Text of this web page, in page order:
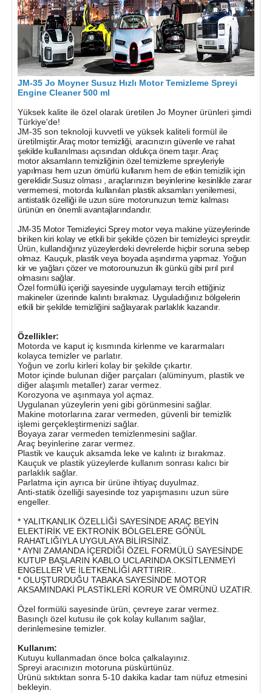
JM-35 Jo Moyner Susuz Hızlı Motor Temizleme Spreyi
Engine Cleaner 500 ml
Yüksek kalite ile özel olarak üretilen Jo Moyner ürünleri şimdi
Türkiye'de!
JM-35 son teknoloji kuvvetli ve yüksek kaliteli formül ile
üretilmiştir.Araç motor temizliği, aracınızın güvenle ve rahat
şekilde kullanılması açısından oldukça önem taşır. Araç
motor aksamların temizliğinin özel temizleme spreyleriyle
yapılması hem uzun ömürlü kullanım hem de etkin temizlik için
gereklidir.Susuz olması , araçlarınızın beyinlerine kesinlikle zarar
vermemesi, motorda kullanılan plastik aksamları yenilemesi,
antistatik özelliği ile uzun süre motorunuzun temiz kalması
ürünün en önemli avantajlarındandır.
JM-35 Motor Temizleyici Sprey motor veya makine yüzeylerinde
biriken kiri kolay ve etkili bir şekilde çözen bir temizleyici spreydir.
Ürün, kullandığınız yüzeylerdeki devrelerde hiçbir soruna sebep
olmaz. Kauçuk, plastik veya boyada aşındırma yapmaz. Yoğun
kir ve yağları çözer ve motorounuzun ilk günkü gibi pırıl pırıl
olmasını sağlar.
Özel formüllü içeriği sayesinde uygulamayı tercih ettiğiniz
makineler üzerinde kalıntı bırakmaz. Uyguladığınız bölgelerin
etkili bir şekilde temizliğini sağlayarak parlaklık kazandır.
Özellikler:
Motorda ve kaput iç kısmında kirlenme ve kararmaları
kolayca temizler ve parlatır.
Yoğun ve zorlu kirleri kolay bir şekilde çıkartır.
Motor içinde bulunan diğer parçaları (alüminyum, plastik ve
diğer alaşımlı metaller) zarar vermez.
Korozyona ve aşınmaya yol açmaz.
Uygulanan yüzeylerin yeni gibi görünmesini sağlar.
Makine motorlarına zarar vermeden, güvenli bir temizlik
işlemi gerçekleştirmenizi sağlar.
Boyaya zarar vermeden temizlenmesini sağlar.
Araç beyinlerine zarar vermez.
Plastik ve kauçuk aksamda leke ve kalıntı iz bırakmaz.
Kauçuk ve plastik yüzeylerde kullanım sonrası kalıcı bir
parlaklık sağlar.
Parlatma için ayrıca bir ürüne ihtiyaç duyulmaz.
Anti-statik özelliği sayesinde toz yapışmasını uzun süre
engeller.
* YALITKANLIK ÖZELLİĞİ SAYESİNDE ARAÇ BEYİN
ELEKTİRİK VE EKTRONİK BÖLGELERE GÖNÜL
RAHATLIĞIYLA UYGULAYA BİLİRSİNİZ.
* AYNI ZAMANDA İÇERDİĞİ ÖZEL FORMÜLÜ SAYESİNDE
KUTUP BAŞLARIN KABLO UCLARINDA OKSİTLENMEYİ
ENGELLER VE İLETKENLİĞİ ARTTIRIR..
* OLUŞTURDUĞU TABAKA SAYESİNDE MOTOR
AKSAMINDAKİ PLASTİKLERİ KORUR VE ÖMRÜNÜ UZATIR.
Özel formülü sayesinde ürün, çevreye zarar vermez.
Basınçlı özel kutusu ile çok kolay kullanım sağlar,
derinlemesine temizler.
Kullanım:
Kutuyu kullanmadan önce bolca çalkalayınız.
Spreyi aracınızın motoruna püskürtünüz.
Ürünü sıktıktan sonra 5-10 dakika kadar tam nüfuz etmesini
bekleyin.